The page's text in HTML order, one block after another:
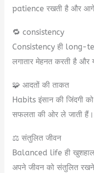
patience रखती है और आगे
🔁 consistency
Consistency ही long-
लगातार मेहनत करती है और
🧩 आदतों की ताकत
Habits इंसान की जिंदगी
सफलता की ओर ले जाती हैं।
⚖️ संतुलित जीवन
Balanced life ही खुशहाल
अपने जीवन को संतुलित